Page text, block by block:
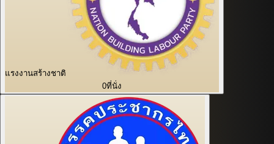
แรงงานสร้างชาติ
0ที่นั่ง